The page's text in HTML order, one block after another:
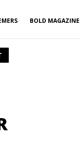
BOLD MAGAZINE